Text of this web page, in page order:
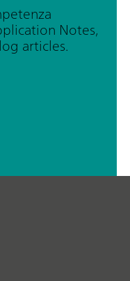
Notes,
articles.